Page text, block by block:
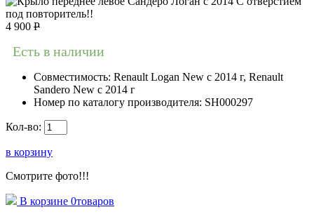
4 900 Р
Есть в наличии
Совместимость: Renault Logan New с 2014 г, Renault
Sandero New с 2014 г
Номер по каталогу производителя: SH000297
Кол-во:
в корзину
Смотрите фото!!!
В корзине 0товаров